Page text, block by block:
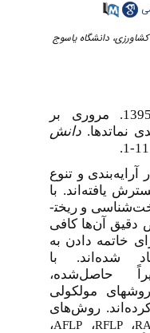
دانشگاه یاسوج
عبدالهی م. فاطمی ا. 1395. مروری بر
نماتدها.دانش
و تنوع
یافته‌اند. با
توجه به اینکه مشخصات ریخت‌شناسی و ریخت­
آن‌ها کافی
خاتمه دادن به
شده‌اند. با
حاصل‌شده،
مولکولی
روش‌های
، RFLP، AFLP،